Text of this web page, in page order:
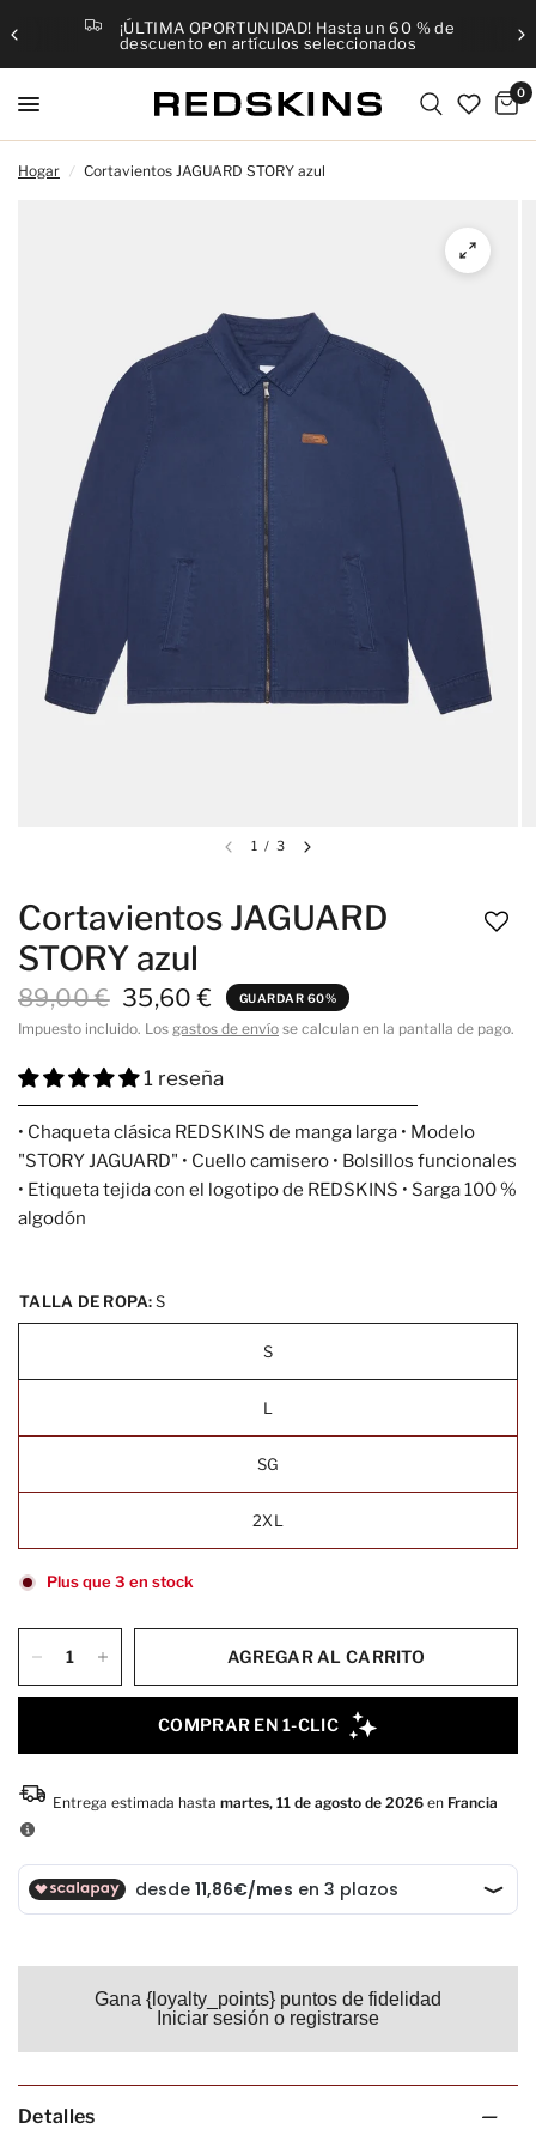
¡ÚLTIMA OPORTUNIDAD! Hasta un 60 % de
descuento en artículos seleccionados
0
Hogar / Cortavientos JAGUARD STORY azul
1 / 3
Cortavientos JAGUARD
STORY azul
89,00 € 35,60 € GUARDAR 60%
Impuesto incluido. Los gastos de envío se calculan en la pantalla de pago.
1 reseña
• Chaqueta clásica REDSKINS de manga larga • Modelo
"STORY JAGUARD" • Cuello camisero • Bolsillos funcionales
• Etiqueta tejida con el logotipo de REDSKINS • Sarga 100 %
algodón
TALLA DE ROPA:S
S
L
SG
2XL
Plus que 3 en stock
AGREGAR AL CARRITO
Gana {loyalty_points} puntos de fidelidad
Iniciar sesión o registrarse
Detalles